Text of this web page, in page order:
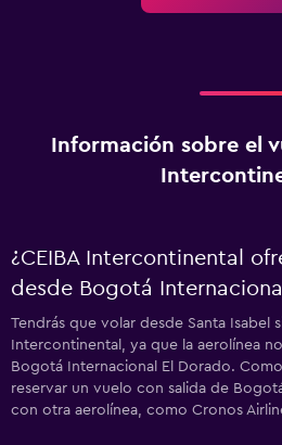
Información sobre el
¿CEIBA Intercontinental
desde Bogotá
Tendrás que volar desde Santa Isabel
Intercontinental, ya que la aerolínea
Bogotá Internacional El Dorado.
reservar un vuelo con salida de
con otra aerolínea, como Cronos